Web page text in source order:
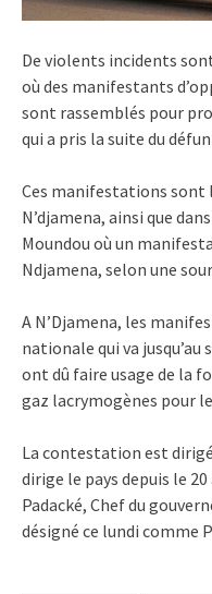
De violents incidents
où des manifestants
sont rassemblés pour
qui a pris la suite du
Ces manifestations sont
N’djamena, ainsi que
Moundou où un
Ndjamena, selon une
A N’Djamena, les
nationale qui va jusqu’au
ont dû faire usage de la
gaz lacrymogènes pour
La contestation est
dirige le pays depuis le
Padacké, Chef du
désigné ce lundi comme